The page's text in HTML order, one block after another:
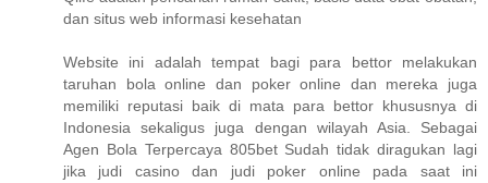
dan situs web informasi kesehatan
Website ini adalah tempat bagi para bettor melakukan
taruhan bola online dan poker online dan mereka juga
memiliki reputasi baik di mata para bettor khususnya di
Indonesia sekaligus juga dengan wilayah Asia. Sebagai
Agen Bola Terpercaya 805bet Sudah tidak diragukan lagi
jika judi casino dan judi poker online pada saat ini